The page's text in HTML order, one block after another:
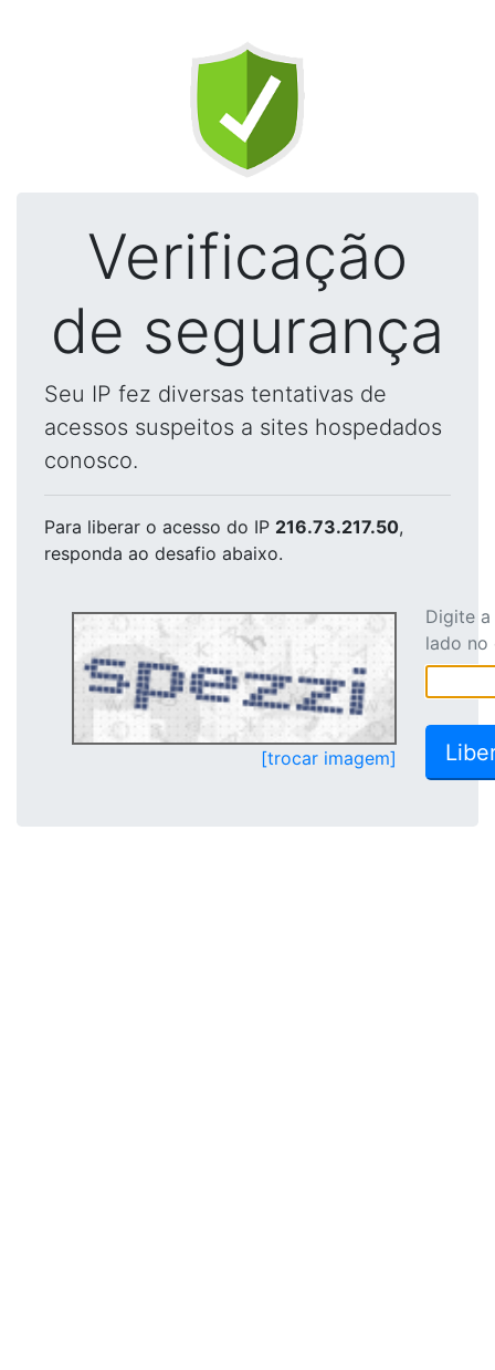
Verificação
de segurança
Seu IP fez diversas tentativas de
acessos suspeitos a sites hospedados
conosco.
Para liberar o acesso do IP 216.73.217.50,
responda ao desafio abaixo.
[trocar imagem]
Digite
lado no